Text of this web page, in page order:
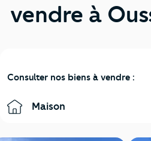
vendre à
Consulter nos biens à vendre :
Maison